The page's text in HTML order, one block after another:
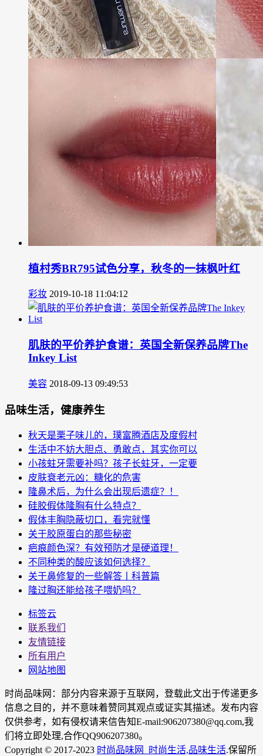
植村秀BR795试色分享，秋冬的一抹枫叶红
彩妆 2019-10-18 11:04:12
肌肤的平价养护食谱：英国全新保养品牌The
Inkey List
美容 2018-09-13 09:49:53
品味生活，健康养生
秋天是栗子味儿的，璞富腾酒店及度假村
生活中不妨大胆点、勇敢点，其实你可以
小孩蛀牙需要补吗？孩子长蛀牙，一定要
皮肤衰老元凶：糖化的危害
隆鼻术后，为什么会出现后遗症？！
硅胶假体隆胸有什么特点？
假体丰胸隐蔽切口，看完就懂
关于胶原蛋白的那些秘密
疤痕颜色深？有效预防才是硬道理！
不同种类的酸应该如何选择？
关于鼻修复的一些解答丨科普篇
隆过胸还能给孩子喂奶吗？
标签云
联系我们
友情链接
所有用户
网站地图
时尚品味网：部分内容来源于互联网，登载此文出于传递更多
信息之目的，并不意味着赞同其观点或证实其描述。发布内容
仅供参考，如有侵权请来信告知E-mail:906207380@qq.com,我
们将立即处理,合作QQ906207380。
Copyright © 2017-2023 时尚品味网_时尚生活,品味生活.保留所